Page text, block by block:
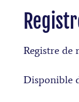
Registre de
Disponible